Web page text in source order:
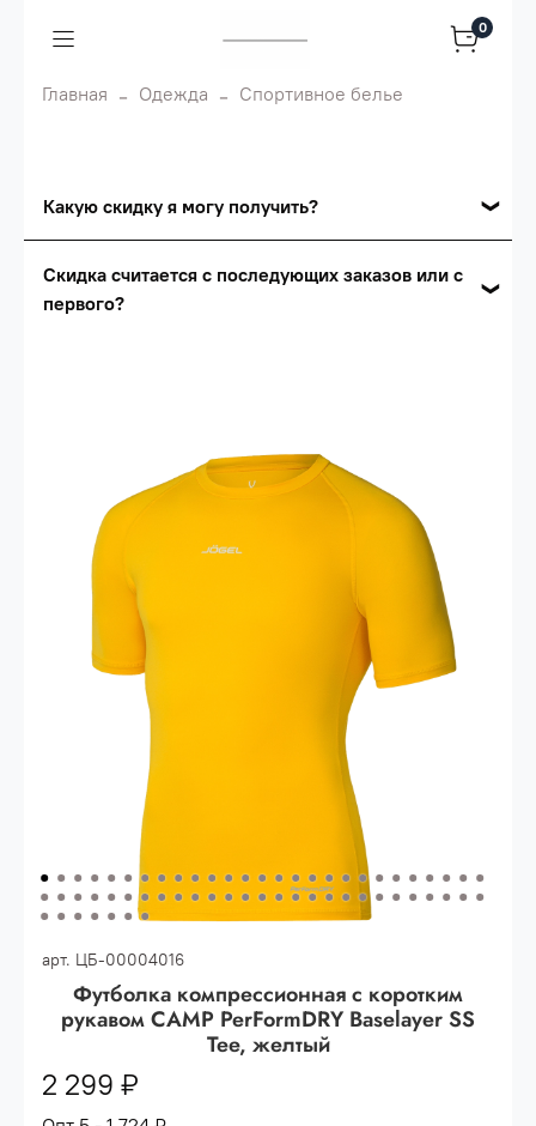
0
Главная Одежда Спортивное белье
Какую скидку я могу получить?
Сумма скидки зависит от стоимости вашего
(30%) -
сумма всех заказов за 6 месяцев -
30.000 рублей.
Опт 3
- сумма всех заказов за 6 месяцев
Опт 2
- сумма всех заказов за 6 месяцев
(38%) -
сумма всех заказов за 6 месяцев -
400.000 рублей.
Скидка считается с последующих заказов или с
первого?
арт. ЦБ-00004016
Футболка компрессионная с коротким
рукавом CAMP PerFormDRY Baselayer SS
Tee, желтый
2 299 ₽